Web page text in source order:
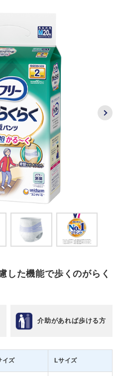
した機能で歩くのがらく
介助があれば歩ける方
イズ Lサイズ